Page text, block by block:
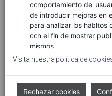
comportamiento del
de introducir mejoras en
para analizar los hábitos
con el fin de mostrar
mismos.
Visita nuestra política de
Rechazar cookies
Conservación y
Gestión ambiental y de
Gestión clínica